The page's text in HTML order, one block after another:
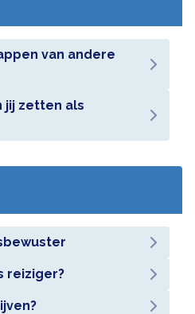
van andere
jij zetten als
reiziger?